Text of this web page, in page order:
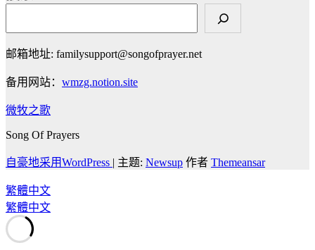
邮箱地址: familysupport@songofprayer.net
备用网站： wmzg.notion.site
微牧之歌
Song Of Prayers
自豪地采用WordPress 主题: Newsup 作者 Themeansar
繁體中文
繁體中文